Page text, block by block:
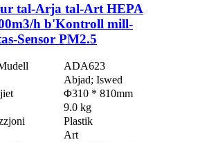
tal-Arja tal-Art HEPA
h b'Kontroll mill-
Sensor PM2.5
ADA623
Abjad; Iswed
Φ310 * 810mm
9.0 kg
Plastik
Art